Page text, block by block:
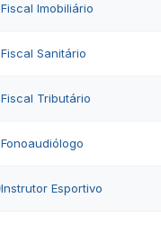
Fiscal Imobiliário
Fiscal Sanitário
Fiscal Tributário
Fonoaudiólogo
Instrutor Esportivo